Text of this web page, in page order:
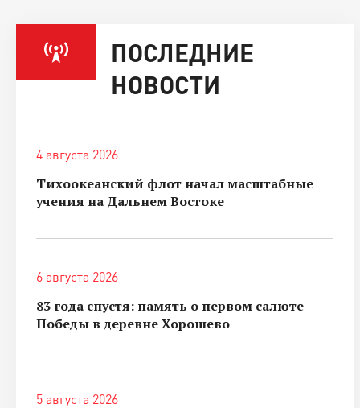
ПОСЛЕДНИЕ
НОВОСТИ
4 августа 2026
Тихоокеанский флот начал масштабные
учения на Дальнем Востоке
6 августа 2026
83 года спустя: память о первом салюте
Победы в деревне Хорошево
5 августа 2026